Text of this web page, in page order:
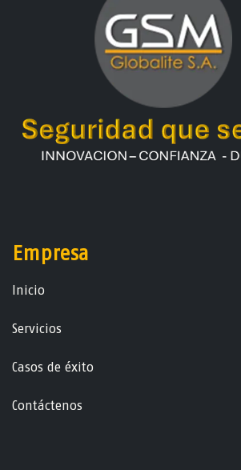
Empresa
Ini​ci​o
Servicios
Casos de éxito
Contáctenos